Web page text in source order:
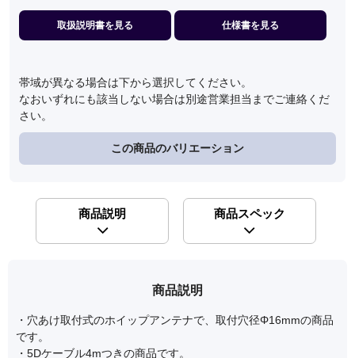
取扱説明書を見る 仕様書を見る
帯域が異なる場合は下から選択してください。
なおいずれにも該当しない場合は別途営業担当までご連絡くだ
さい。
この商品のバリエーション
商品説明 商品スペック
商品説明
・穴あけ取付式のホイップアンテナで、取付穴径Φ16mmの商品
です。
・5Dケーブル4mつきの商品です。